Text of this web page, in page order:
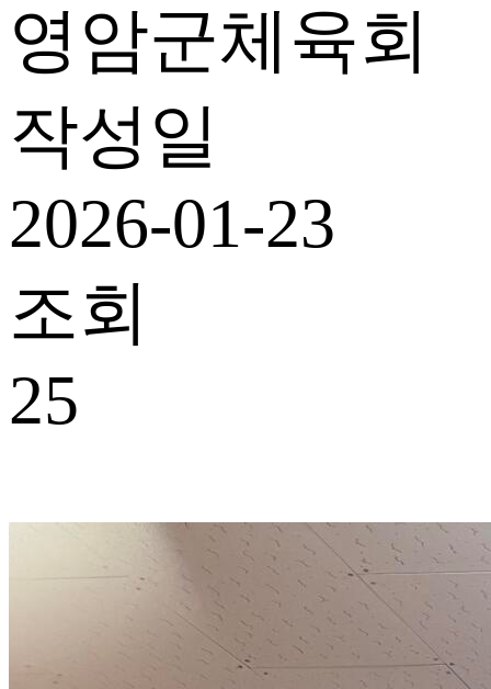
영암군체육회
작성일
2026-01-23
조회
25